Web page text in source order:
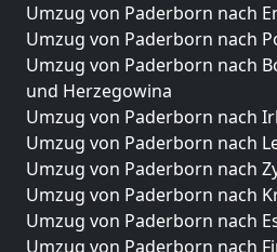
Umzug von Paderborn nach
Umzug von Paderborn nach
Umzug von Paderborn nach
und Herzegowina
Umzug von Paderborn nach
Umzug von Paderborn nach
Umzug von Paderborn nach
Umzug von Paderborn nach
Umzug von Paderborn nach
Umzug von Paderborn nach